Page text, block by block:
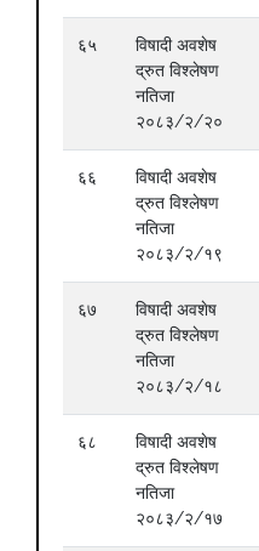
६५
विषादी अवशेष
द्रुत विश्लेषण
नतिजा
२०८३/२/२०
६६
विषादी अवशेष
द्रुत विश्लेषण
नतिजा
२०८३/२/१९
६७
विषादी अवशेष
द्रुत विश्लेषण
नतिजा
२०८३/२/१८
६८
विषादी अवशेष
द्रुत विश्लेषण
नतिजा
२०८३/२/१७